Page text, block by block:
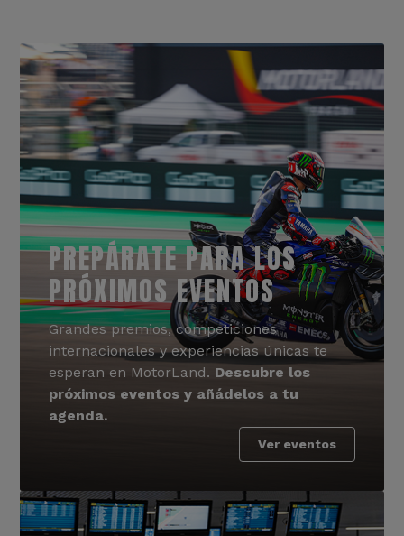
PREPÁRATE PARA LOS
PRÓXIMOS EVENTOS
Grandes premios, competiciones
internacionales y experiencias únicas te
esperan en MotorLand. Descubre los
próximos eventos y añádelos a tu
agenda.
Ver eventos